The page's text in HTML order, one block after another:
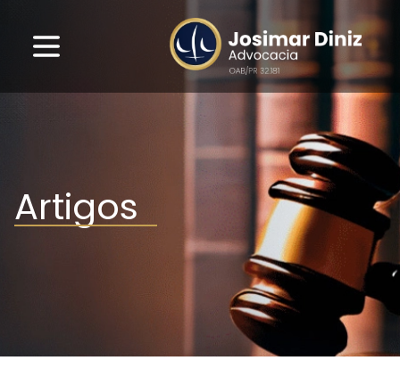
Artigos